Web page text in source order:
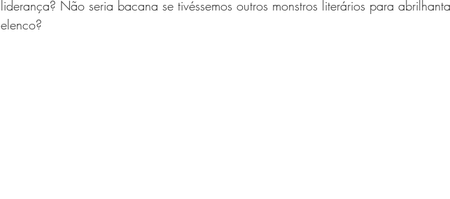
liderança? Não seria bacana se tivéssemos outros monstros literários para
elenco?